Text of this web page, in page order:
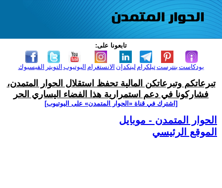
تابعونا على:
الفيسبوك التويتر اليوتيوب الانستغرام لينكدإن تيلكرامبنترست بودكاست
تبرعاتكم وتبرعاتكن المالية تحفظ استقلال الحوار المتمدن،
فشاركونا في دعم استمرارية هذا الفضاء اليساري الحر
[اشترك في قناة ‫«الحوار المتمدن» على اليوتيوب]
الحوار المتمدن - موبايل
الموقع الرئيسي